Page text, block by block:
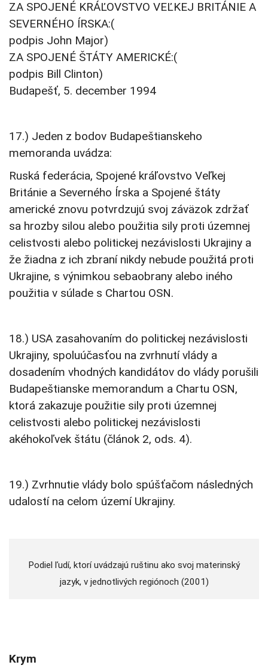
ZA SPOJENÉ KRÁĽOVSTVO VEĽKEJ BRITÁNIE A
SEVERNÉHO ÍRSKA:(
podpis John Major)
ZA SPOJENÉ ŠTÁTY AMERICKÉ:(
podpis Bill Clinton)
Budapešť, 5. december 1994
17.) Jeden z bodov Budapeštianskeho
memoranda uvádza:
Ruská federácia, Spojené kráľovstvo Veľkej
Británie a Severného Írska a Spojené štáty
americké znovu potvrdzujú svoj záväzok zdržať
sa hrozby silou alebo použitia sily proti územnej
celistvosti alebo politickej nezávislosti Ukrajiny a
že žiadna z ich zbraní nikdy nebude použitá proti
Ukrajine, s výnimkou sebaobrany alebo iného
použitia v súlade s Chartou OSN.
18.) USA zasahovaním do politickej nezávislosti
Ukrajiny, spoluúčasťou na zvrhnutí vlády a
dosadením vhodných kandidátov do vlády porušili
Budapeštianske memorandum a Chartu OSN,
ktorá zakazuje použitie sily proti územnej
celistvosti alebo politickej nezávislosti
akéhokoľvek štátu (článok 2, ods. 4).
19.) Zvrhnutie vlády bolo spúšťačom následných
udalostí na celom území Ukrajiny.
Podiel ľudí, ktorí uvádzajú ruštinu ako svoj materinský
jazyk, v jednotlivých regiónoch (2001)
Krym